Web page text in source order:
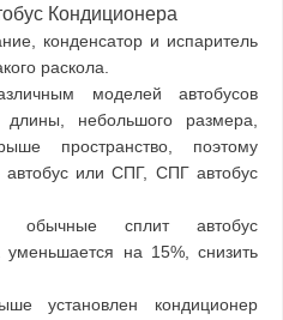
Кондиционера
конденсатор и испаритель
раскола.
моделей автобусов
длины, небольшого размера,
пространство, поэтому
автобус или СПГ, СПГ автобус
сплит автобус
уменьшается на 15%, снизить
установлен кондиционер